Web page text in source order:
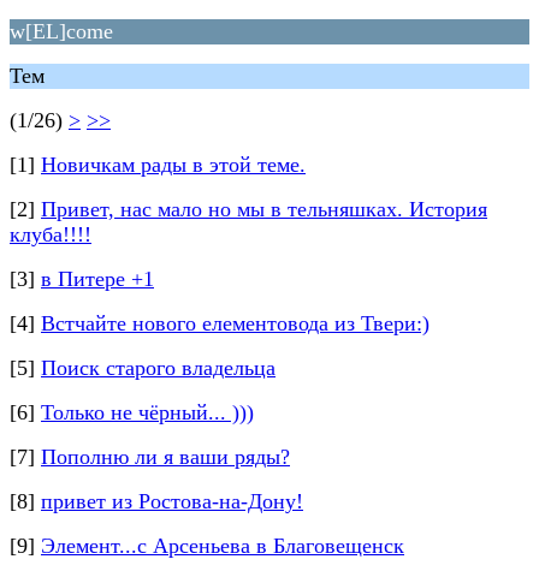
w[EL]come
Тем
(1/26) > >>
[1] Новичкам рады в этой теме.
[2] Привет, нас мало но мы в тельняшках. История
клуба!!!!
[3] в Питере +1
[4] Встчайте нового елементовода из Твери:)
[5] Поиск старого владельца
[6] Только не чёрный... )))
[7] Пополню ли я ваши ряды?
[8] привет из Ростова-на-Дону!
[9] Элемент...с Арсеньева в Благовещенск